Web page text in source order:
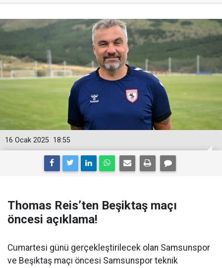
18:55
16 Ocak 2025
Thomas Reis’ten Beşiktaş maçı
öncesi açıklama!
Cumartesi günü gerçekleştirilecek olan Samsunspor
ve Beşiktaş maçı öncesi Samsunspor teknik